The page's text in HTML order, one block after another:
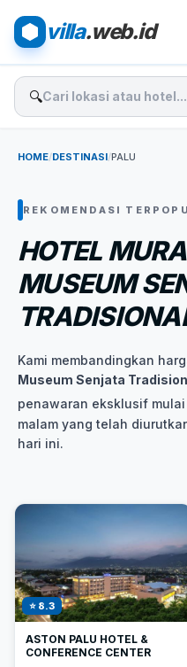
villa.web.id
🔍
HOME/DESTINASI/PALU
REKOMENDASI
HOTEL
MUSEUM
Kami membandingkan
Museum Senjata
penawaran eksklusif
malam yang telah
hari ini.
⭐ 8.3
ASTON PALU HOTEL &
CONFERENCE CENTER